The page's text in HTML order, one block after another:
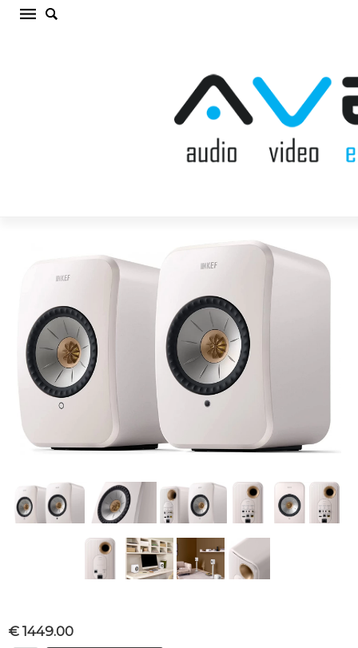
KEF LSX II MINERAL WHITE Bezvadu akustiskā
sistēma (cena par kompl.)
€ 1449.00